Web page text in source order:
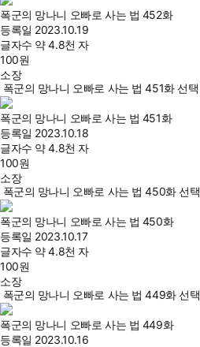
폭군의 망나니 오빠로 사는 법 452화
등록일 2023.10.19
글자수 약 4.8천 자
100원
소장
폭군의 망나니 오빠로 사는 법 451화 선택
폭군의 망나니 오빠로 사는 법 451화
등록일 2023.10.18
글자수 약 4.8천 자
100원
소장
폭군의 망나니 오빠로 사는 법 450화 선택
폭군의 망나니 오빠로 사는 법 450화
등록일 2023.10.17
글자수 약 4.8천 자
100원
소장
폭군의 망나니 오빠로 사는 법 449화 선택
폭군의 망나니 오빠로 사는 법 449화
등록일 2023.10.16